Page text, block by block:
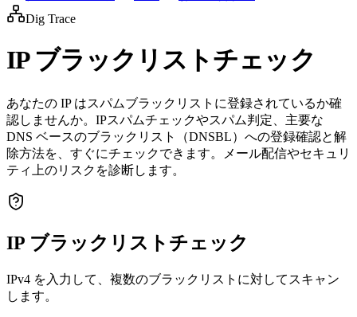
Dig Trace
IP ブラックリストチェック
あなたの IP はスパムブラックリストに登録されているか確
認しませんか。IPスパムチェックやスパム判定、主要な
DNS ベースのブラックリスト（DNSBL）への登録確認と解
除方法を、すぐにチェックできます。メール配信やセキュリ
ティ上のリスクを診断します。
IP ブラックリストチェック
IPv4 を入力して、複数のブラックリストに対してスキャン
します。